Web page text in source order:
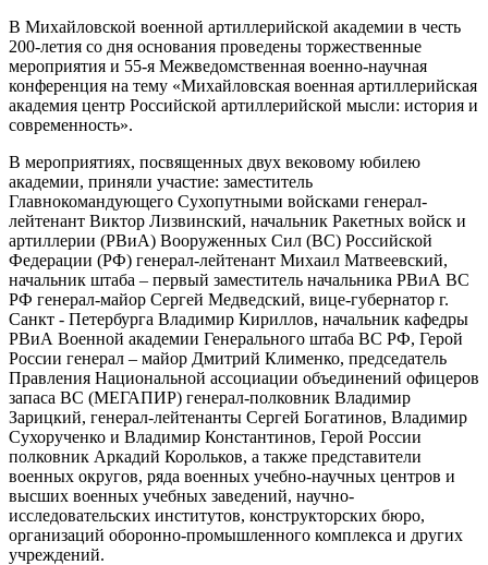
В Михайловской военной артиллерийской академии в честь
200-летия со дня основания проведены торжественные
мероприятия и 55-я Межведомственная военно-научная
конференция на тему «Михайловская военная артиллерийская
академия центр Российской артиллерийской мысли: история и
современность».
В мероприятиях, посвященных двух вековому юбилею
академии, приняли участие: заместитель
Главнокомандующего Сухопутными войсками генерал-
лейтенант Виктор Лизвинский, начальник Ракетных войск и
артиллерии (РВиА) Вооруженных Сил (ВС) Российской
Федерации (РФ) генерал-лейтенант Михаил Матвеевский,
начальник штаба – первый заместитель начальника РВиА ВС
РФ генерал-майор Сергей Медведский, вице-губернатор г.
Санкт - Петербурга Владимир Кириллов, начальник кафедры
РВиА Военной академии Генерального штаба ВС РФ, Герой
России генерал – майор Дмитрий Клименко, председатель
Правления Национальной ассоциации объединений офицеров
запаса ВС (МЕГАПИР) генерал-полковник Владимир
Зарицкий, генерал-лейтенанты Сергей Богатинов, Владимир
Сухорученко и Владимир Константинов, Герой России
полковник Аркадий Корольков, а также представители
военных округов, ряда военных учебно-научных центров и
высших военных учебных заведений, научно-
исследовательских институтов, конструкторских бюро,
организаций оборонно-промышленного комплекса и других
учреждений.